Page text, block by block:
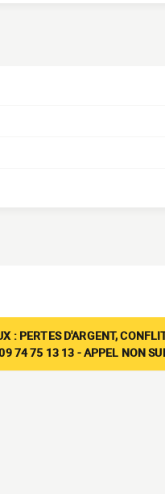
: PERTES D'ARGENT,
74 75 13 13 - APPEL NON